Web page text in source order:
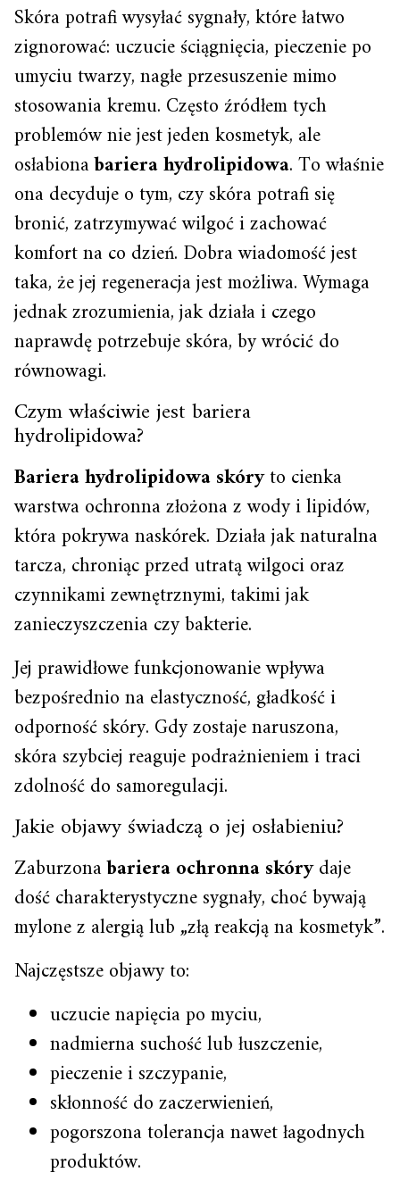
Skóra potrafi wysyłać sygnały, które łatwo
zignorować: uczucie ściągnięcia, pieczenie po
umyciu twarzy, nagłe przesuszenie mimo
stosowania kremu. Często źródłem tych
problemów nie jest jeden kosmetyk, ale
osłabionabariera hydrolipidowa. To właśnie
ona decyduje o tym, czy skóra potrafi się
bronić, zatrzymywać wilgoć i zachować
komfort na co dzień. Dobra wiadomość jest
taka, że jej regeneracja jest możliwa. Wymaga
jednak zrozumienia, jak działa i czego
naprawdę potrzebuje skóra, by wrócić do
równowagi.
Czym właściwie jest bariera
hydrolipidowa?
Bariera hydrolipidowa skóryto cienka
warstwa ochronna złożona z wody i lipidów,
która pokrywa naskórek. Działa jak naturalna
tarcza, chroniąc przed utratą wilgoci oraz
czynnikami zewnętrznymi, takimi jak
zanieczyszczenia czy bakterie.
Jej prawidłowe funkcjonowanie wpływa
bezpośrednio na elastyczność, gładkość i
odporność skóry. Gdy zostaje naruszona,
skóra szybciej reaguje podrażnieniem i traci
zdolność do samoregulacji.
Jakie objawy świadczą o jej osłabieniu?
Zaburzonabariera ochronna skórydaje
dość charakterystyczne sygnały, choć bywają
mylone z alergią lub „złą reakcją na kosmetyk”.
Najczęstsze objawy to:
uczucie napięcia po myciu,
nadmierna suchość lub łuszczenie,
pieczenie i szczypanie,
skłonność do zaczerwienień,
pogorszona tolerancja nawet łagodnych
produktów.